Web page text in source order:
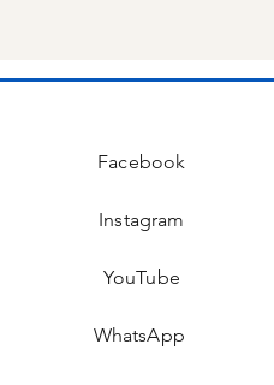
Facebook
Instagram
YouTube
WhatsApp